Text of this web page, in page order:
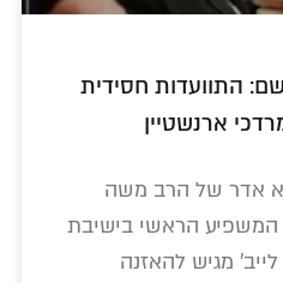
התוועדות חסידית
ארנשטיין
אדר של הרב משה
המשפיע הראשי בישיבת
מגיש להאזנה